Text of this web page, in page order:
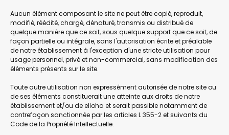
Aucun élément composant le site ne peut être copié, reproduit,
modifié, réédité, chargé, dénaturé, transmis ou distribué de
quelque manière que ce soit, sous quelque support que ce soit, de
façon partielle ou intégrale, sans l'autorisation écrite et préalable
de notre établissement à l'exception d'une stricte utilisation pour
usage personnel, privé et non-commercial, sans modification des
éléments présents sur le site.
Toute autre utilisation non expressément autorisée de notre site ou
de ses éléments constituerait une atteinte aux droits de notre
établissement et/ou de elloha et serait passible notamment de
contrefaçon sanctionnée par les articles L 355-2 et suivants du
Code de la Propriété Intellectuelle.